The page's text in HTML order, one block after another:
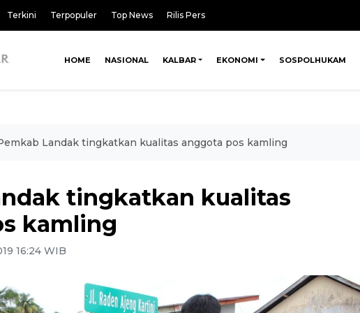
Terkini Terpopuler Top News Rilis Pers
HOME NASIONAL KALBAR EKONOMI SOSPOLHUKAM
Landak tingkatkan kualitas anggota pos kamling
tingkatkan kualitas
kamling
16:24 WIB